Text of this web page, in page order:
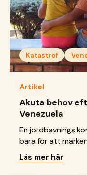
Katastrof
Artikel
Akuta behov
Venezuela
En jordbävnings
bara för att
vi gör just nu.
Läs mer här